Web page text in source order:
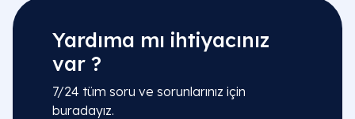
Yardıma mı ihtiyacınız
var ?
7/24 tüm soru ve sorunlarınız için
buradayız.